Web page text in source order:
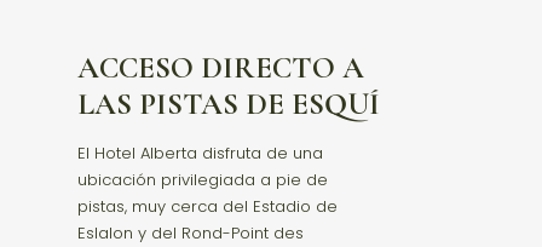
ACCESO DIRECTO A
LAS PISTAS DE ESQUÍ
El Hotel Alberta disfruta de una
ubicación privilegiada a pie de
pistas, muy cerca del Estadio de
Eslalon y del Rond-Point des